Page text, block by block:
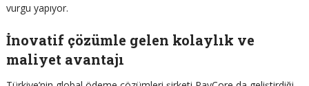
vurgu yapıyor.
İnovatif çözümle gelen kolaylık ve
maliyet avantajı